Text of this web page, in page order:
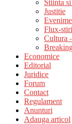
Stiinta
Justitie
Flux-stiri
Cultura
Economice
Editorial
Juridice
Forum
Contact
Regulament
Anunturi
Adauga articol